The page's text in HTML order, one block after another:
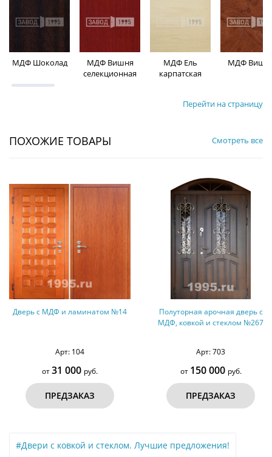
МДФ Шоколад
МДФ Вишня
селекционная
МДФ Ель
карпатская
МДФ
Перейти на страницу
ПОХОЖИЕ ТОВАРЫ Смотреть все
№14
Полуторная арочная дверь с
МДФ, ковкой и стеклом №267
от150 000
ПРЕДЗАКАЗ
Однопольная дверь
по RAL с
от53 000
#Двери с ковкой и стеклом. Лучшие предложения!